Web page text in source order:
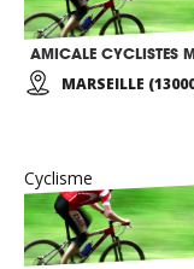
MARSEILLE
Cyclisme